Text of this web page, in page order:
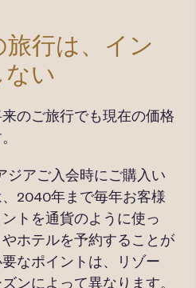
旅行は、イン
い
のご旅行でも現在の価格
ジアご入会時にご購入い
2040年まで毎年お客様
トを通貨のように使っ
ホテルを予約することが
なポイントは、リゾー
ンによって異なります。